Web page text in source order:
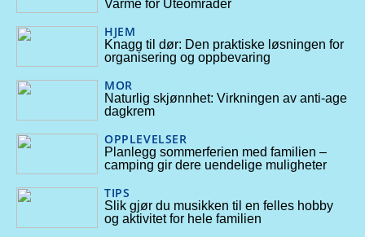
Varme for Uteområder
HJEM
Knagg til dør: Den praktiske løsningen for
organisering og oppbevaring
MOR
Naturlig skjønnhet: Virkningen av anti-age
dagkrem
OPPLEVELSER
Planlegg sommerferien med familien –
camping gir dere uendelige muligheter
TIPS
Slik gjør du musikken til en felles hobby
og aktivitet for hele familien